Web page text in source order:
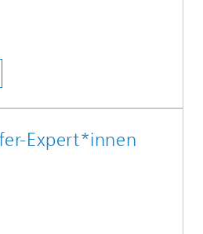
Expert*innen